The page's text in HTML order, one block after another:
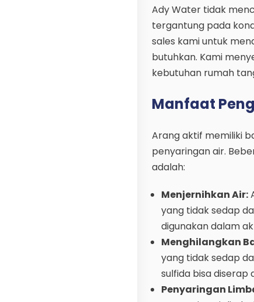
Ady Water tidak
tergantung pada
sales kami untuk
butuhkan. Kami
kebutuhan rumah
Manfaat
Arang aktif memiliki
penyaringan air.
adalah:
Menjernihkan Air:
yang tidak sedap
digunakan dalam
Menghilangkan
yang tidak sedap
sulfida bisa diserap
Penyaringan